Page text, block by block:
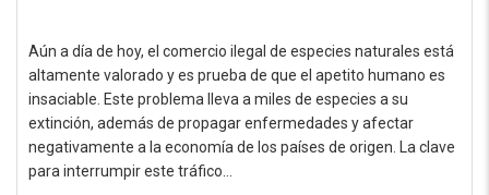
Aún a día de hoy, el comercio ilegal de especies naturales está
altamente valorado y es prueba de que el apetito humano es
insaciable. Este problema lleva a miles de especies a su
extinción, además de propagar enfermedades y afectar
negativamente a la economía de los países de origen. La clave
para interrumpir este tráfico…